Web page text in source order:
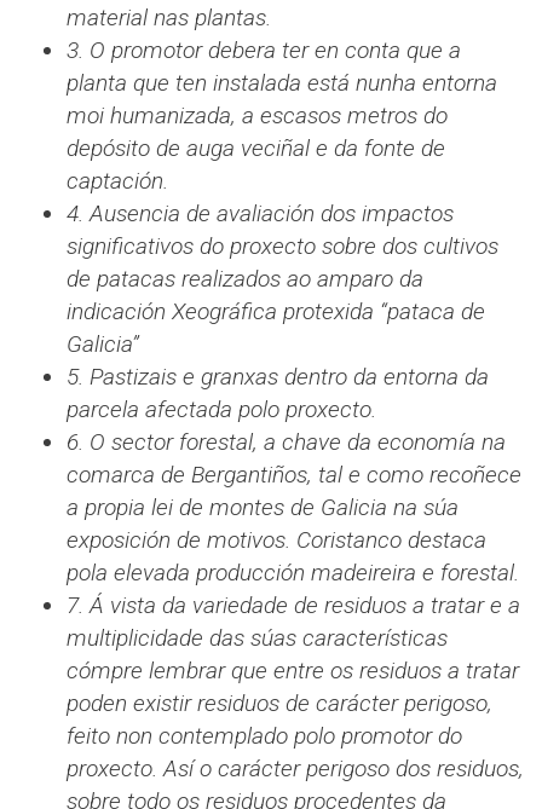
material nas plantas.
3. O promotor debera ter en conta que a
planta que ten instalada está nunha entorna
moi humanizada, a escasos metros do
depósito de auga veciñal e da fonte de
captación.
4. Ausencia de avaliación dos impactos
significativos do proxecto sobre dos cultivos
de patacas realizados ao amparo da
indicación Xeográfica protexida “pataca de
Galicia”
5. Pastizais e granxas dentro da entorna da
parcela afectada polo proxecto.
6. O sector forestal, a chave da economía na
comarca de Bergantiños, tal e como recoñece
a propia lei de montes de Galicia na súa
exposición de motivos. Coristanco destaca
pola elevada producción madeireira e forestal.
7. Á vista da variedade de residuos a tratar e a
multiplicidade das súas características
cómpre lembrar que entre os residuos a tratar
poden existir residuos de carácter perigoso,
feito non contemplado polo promotor do
proxecto. Así o carácter perigoso dos residuos,
sobre todo os residuos procedentes da